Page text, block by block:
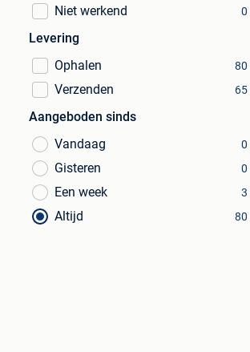
Niet werkend 0
Levering
Ophalen
80
Verzenden 65
Aangeboden sinds
Vandaag
0
Gisteren 0
Een week 3
Altijd 80